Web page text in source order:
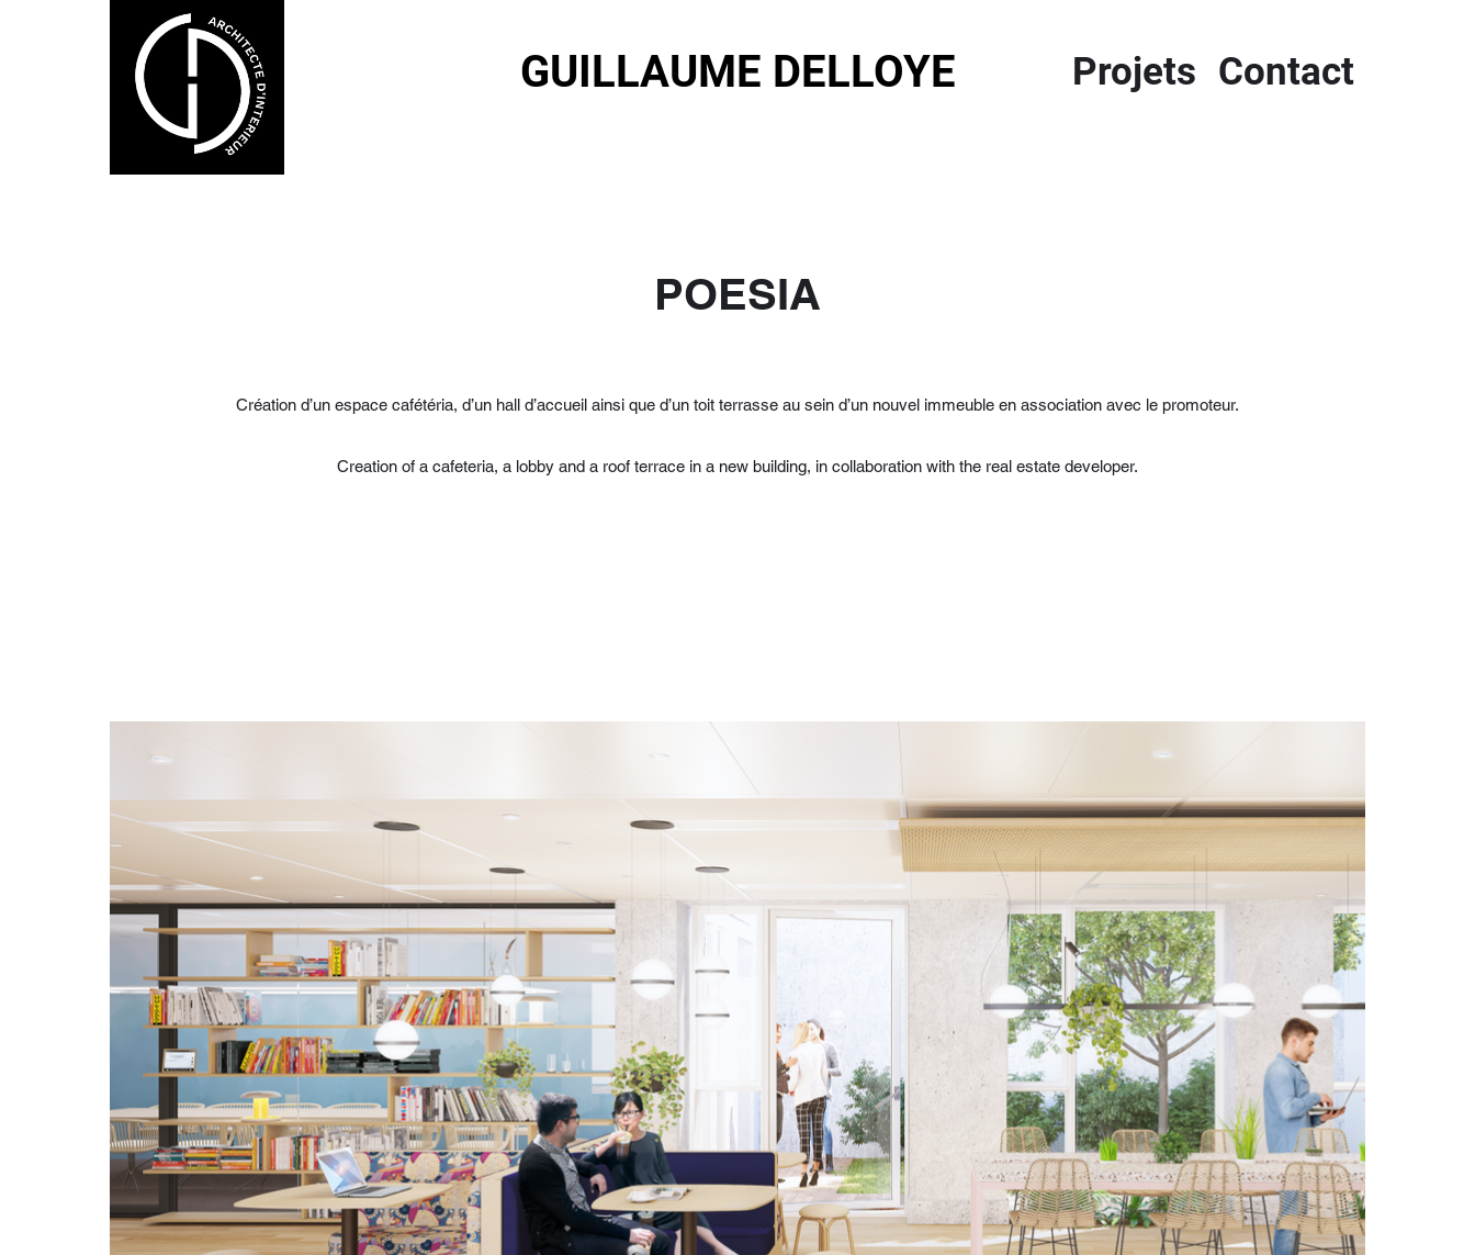
GUILLAUME DELLOYE Projets Contact
POESIA
Création d’un espace cafétéria, d’un hall d’accueil ainsi que d’un toit terrasse au sein d’un nouvel immeuble en association avec le promoteur.
Creation of a cafeteria, a lobby and a roof terrace in a new building, in collaboration with the real estate developer.